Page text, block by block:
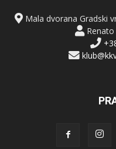
Mala dvorana Gradski
Renato